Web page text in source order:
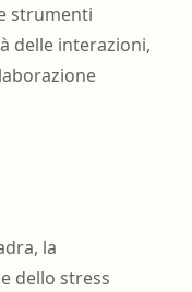
strumenti
delle interazioni,
la
dello stress